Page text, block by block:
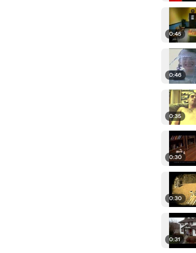
0:45
0:46
0:35
0:30
0:30
0:31